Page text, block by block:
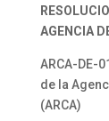
AGENCIA
ARCA-DE-
de la
(ARCA)